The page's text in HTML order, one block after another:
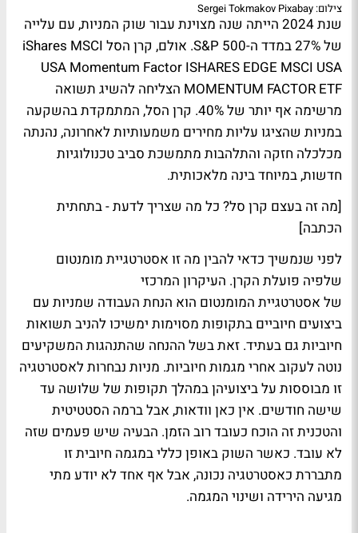
צילום: Sergei Tokmakov Pixabay
שנת 2024 הייתה שנה מצוינת עבור שוק המניות, עם עלייה
של 27% במדד ה-S&P 500. אולם, קרן הסל iShares MSCI
USA Momentum Factor ISHARES EDGE MSCI USA
MOMENTUM FACTOR ETF הצליחה להשיג תשואה
מרשימה אף יותר של 40%. קרן הסל, המתמקדת בהשקעה
במניות שהציגו עליות מחירים משמעותיות לאחרונה, נהנתה
מכלכלה חזקה והתלהבות מתמשכת סביב טכנולוגיות
חדשות, במיוחד בינה מלאכותית.
[מה זה בעצם קרן סל? כל מה שצריך לדעת - בתחתית
הכתבה]
לפני שנמשיך כדאי להבין מה זו אסטרטגיית מומנטום
שלפיה פועלת הקרן. העיקרון המרכזי
של אסטרטגיית המומנטום הוא הנחת העבודה שמניות עם
ביצועים חיוביים בתקופות מסוימות ימשיכו להניב תשואות
חיוביות גם בעתיד. זאת בשל ההנחה שהתנהגות המשקיעים
נוטה לעקוב אחרי מגמות חיוביות. מניות נבחרות לאסטרטגיה
זו מבוססות על ביצועיהן במהלך תקופות של שלושה עד
שישה חודשים. אין כאן וודאות, אבל ברמה הסטטיטית
והטכנית זה הוכח כעובד רוב הזמן. הבעיה שיש פעמים שזה
לא עובד. כאשר השוק באופן כללי במגמה חיובית זו
מתבררת כאסטרטגיה נכונה, אבל אף אחד לא יודע מתי
מגיעה הירידה ושינוי המגמה.